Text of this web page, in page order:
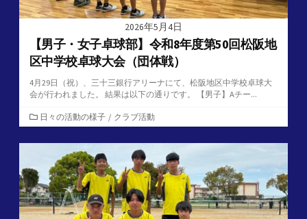
2026年5月4日
【男子・女子卓球部】令和8年度第50回松阪地
区中学校卓球大会（団体戦）
4月29日（祝）、三十三銀行アリーナにて、松阪地区中学校卓球大
会が行われました。 結果は以下の通りです。 【男子】Aチー...
カ
テ
ゴ
ー
日々の活動の様子 / クラブ活動